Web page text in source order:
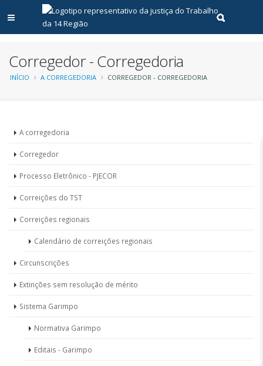
Abrir menu principal
Realizar
Corregedor - Corregedoria
Trilha
navegação
INÍCIO A CORREGEDORIA CORREGEDOR - CORREGEDORIA
Unidades
Corregedoria
A corregedoria
Corregedor
Processo Eletrônico - PJECOR
Correições do TST
Correições regionais
Calendário de correições regionais
Circunscrições
Extinções sem resolução de mérito
Sistema Garimpo
Normativa Garimpo
Editais - Garimpo